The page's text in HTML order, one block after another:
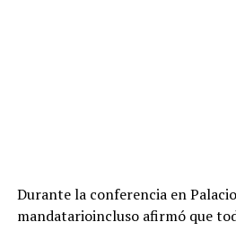
Durante la conferencia en
mandatarioincluso afirmó que